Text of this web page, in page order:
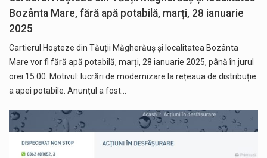
Bozânta Mare, fără apă potabilă, marți, 28 ianuarie
2025
Cartierul Hoșteze din Tăuții Măgherăuș și localitatea Bozânta
Mare vor fi fără apă potabilă, marți, 28 ianuarie 2025, până în jurul
orei 15.00. Motivul: lucrări de modernizare la rețeaua de distribuție
a apei potabile. Anunțul a fost…